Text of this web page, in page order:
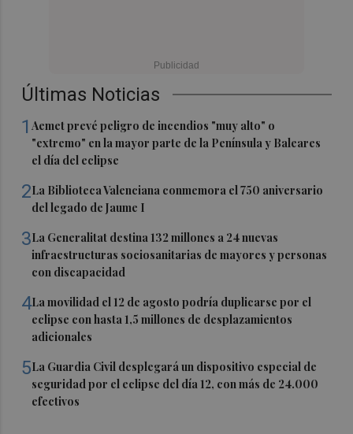
Últimas Noticias
1Aemet prevé peligro de incendios "muy alto" o
"extremo" en la mayor parte de la Península y Baleares
el día del eclipse
2La Biblioteca Valenciana conmemora el 750 aniversario
del legado de Jaume I
3La Generalitat destina 132 millones a 24 nuevas
infraestructuras sociosanitarias de mayores y personas
con discapacidad
4La movilidad el 12 de agosto podría duplicarse por el
eclipse con hasta 1,5 millones de desplazamientos
adicionales
5La Guardia Civil desplegará un dispositivo especial de
seguridad por el eclipse del día 12, con más de 24.000
efectivos